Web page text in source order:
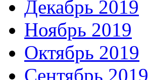
Декабрь 2019
Ноябрь 2019
Октябрь 2019
Сентябрь 2019